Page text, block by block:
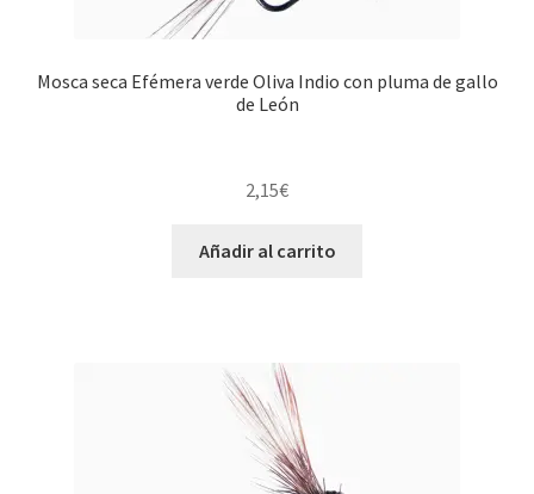
Mosca seca Efémera verde Oliva Indio con pluma de gallo
de León
2,15€
Añadir al carrito